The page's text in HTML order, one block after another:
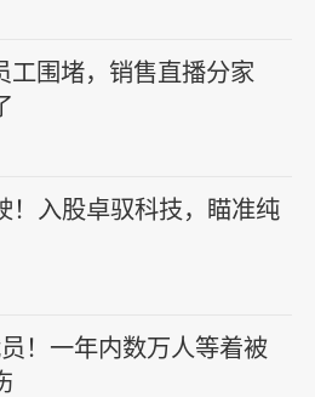
工围堵，销售直播分家
！入股卓驭科技，瞄准纯
！一年内数万人等着被